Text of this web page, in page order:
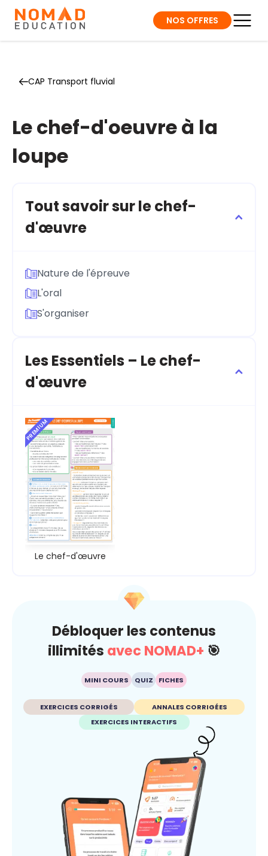
NOS OFFRES
CAP Transport fluvial
Le chef-d'oeuvre à la
loupe
Tout savoir sur le chef-
d'œuvre
Nature de l'épreuve
L'oral
S'organiser
Les Essentiels – Le chef-
d'œuvre
PREMIUM
Le chef-d'œuvre
Débloquer les contenus
illimités avec NOMAD+ 🎯
MINI COURS QUIZ FICHES
EXERCICES CORRIGÉS
ANNALES CORRIGÉES
EXERCICES INTERACTIFS